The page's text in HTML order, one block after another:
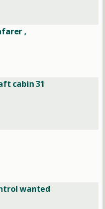
,
cabin 31
wanted